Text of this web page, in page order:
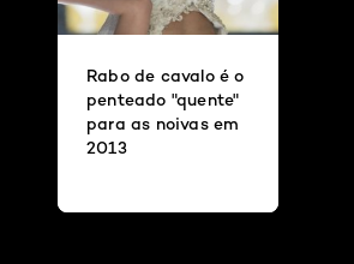
Rabo de cavalo é o
penteado "quente"
para as noivas em
2013